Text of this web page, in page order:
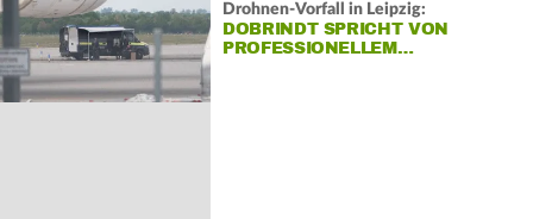
Drohnen-Vorfall in Leipzig:
DOBRINDT SPRICHT VON
PROFESSIONELLEM…